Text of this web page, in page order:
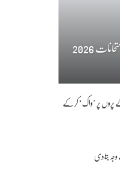
پنجاب بورڈ آف ٹیکنیکل ایجوکیشن نے سالانہ امتحانات 2026
کے پروں پر ’واک‘ کر کے
بتادی